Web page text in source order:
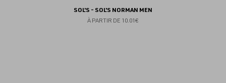
SOL'S - SOL'S NORMAN MEN
À PARTIR DE 10.01€